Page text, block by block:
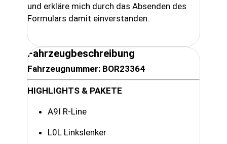
und erkläre mich durch das Absenden des
Formulars damit einverstanden.
Fahrzeugbeschreibung
Fahrzeugnummer: BOR23364
HIGHLIGHTS & PAKETE
A9I R-Line
L0L Linkslenker